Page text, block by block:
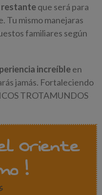
restanteque será para
Tu mismo manejaras
familiares según
increíbleen
jamás. Fortaleciendo
TROTAMUNDOS
Oriente
!